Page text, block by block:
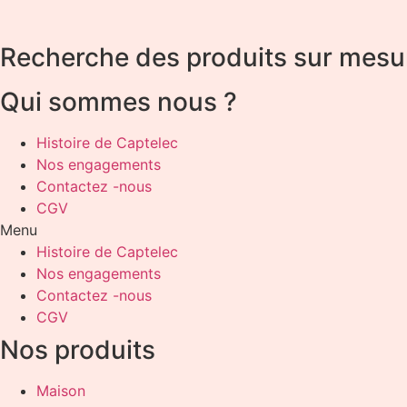
Recherche des produits sur
Qui sommes nous ?
Histoire de Captelec
Nos engagements
Contactez -nous
CGV
Menu
Histoire de Captelec
Nos engagements
Contactez -nous
CGV
Nos produits
Maison